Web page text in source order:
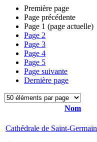
Première page
Page précédente
Page 1 (page actuelle)
Page 2
Page 3
Page 4
Page 5
Page suivante
Dernière page
Nom
Cathédrale de Saint-Germain